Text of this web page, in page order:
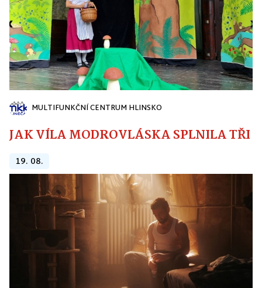
MULTIFUNKČNÍ CENTRUM HLINSKO
JAK VÍLA MODROVLÁSKA SPLNILA
19. 08.